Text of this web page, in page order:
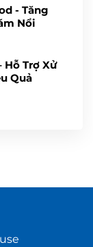
- Tăng
Nổi
Hỗ Trợ Xử
Quả